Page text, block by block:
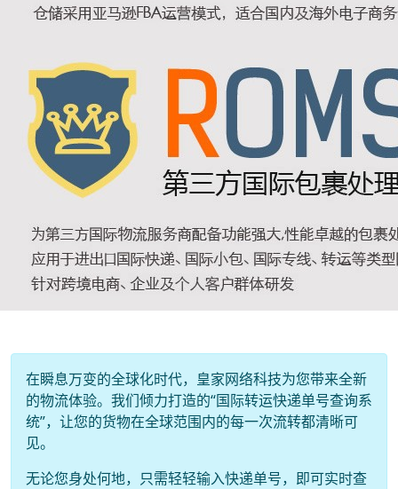
在瞬息万变的全球化时代，皇家网络科技为您带来全新
的物流体验。我们倾力打造的“国际转运快递单号查询系
统”，让您的货物在全球范围内的每一次流转都清晰可
见。
无论您身处何地，只需轻轻输入快递单号，即可实时查